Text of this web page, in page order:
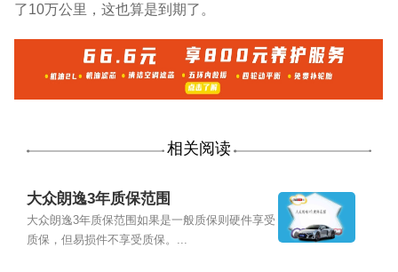
了10万公里，这也算是到期了。
相关阅读
大众朗逸3年质保范围
大众朗逸3年质保范围如果是一般质保则硬件享受
质保，但易损件不享受质保。...